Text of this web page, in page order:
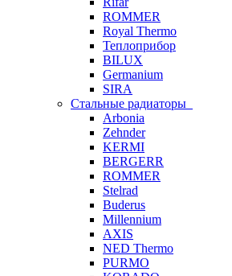
ROMMER
Royal Thermo
Теплоприбор
BILUX
Germanium
SIRA
Стальные радиаторы
Arbonia
Zehnder
KERMI
BERGERR
ROMMER
Stelrad
Buderus
Millennium
AXIS
NED Thermo
PURMO